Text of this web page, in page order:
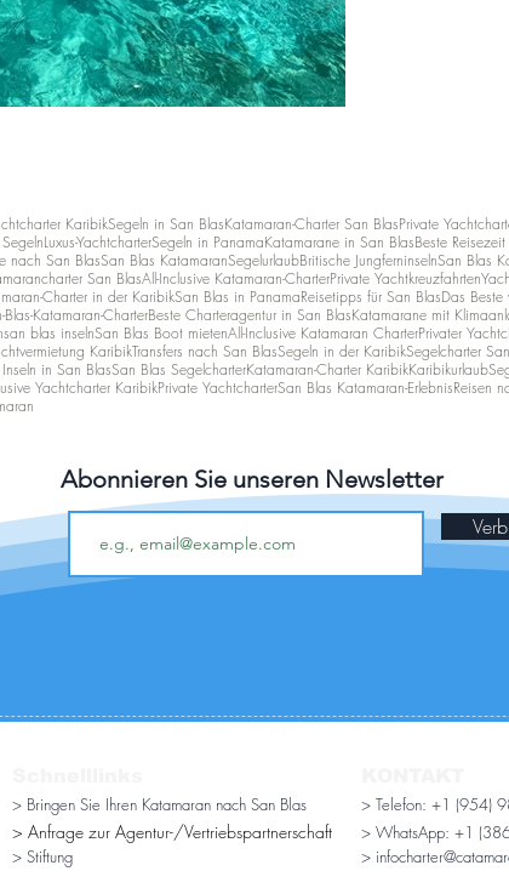
KaribikSegeln in San BlasKatamaran-Charter San BlasPrivate
Luxus-YachtcharterSegeln in PanamaKatamarane in San BlasBeste
nach San BlasSan Blas KatamaranSegelurlaubBritische JungferninselnSan Blas
San BlasAll-Inclusive Katamaran-CharterPrivate Yachtkreuzfahrten
Charter in der KaribikSan Blas in PanamaReisetipps für San BlasDas
Blas-Katamaran-CharterBeste Charteragentur in San BlasKatamarane mit
san blas inselnSan Blas Boot mietenAll-Inclusive Katamaran CharterPrivater
KaribikTransfers nach San BlasSegeln in der KaribikSegelcharter
in San BlasSan Blas SegelcharterKatamaran-Charter KaribikKaribikurlaub
Yachtcharter KaribikPrivate YachtcharterSan Blas Katamaran-ErlebnisReisen
Abonnieren Sie unseren Newsletter
> Bringen Sie Ihren Katamaran nach San Blas
> Anfrage zur Agentur-/Vertriebspartnerschaft
> Stiftung
> Telefon: +1 (954)
> WhatsApp: +1
>